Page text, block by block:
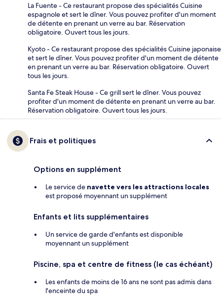
La Fuente - Ce restaurant propose des spécialités Cuisine
espagnole et sert le dîner. Vous pouvez profiter d'un moment
de détente en prenant un verre au bar. Réservation
obligatoire. Ouvert tous les jours.
Kyoto - Ce restaurant propose des spécialités Cuisine japonaise
et sert le dîner. Vous pouvez profiter d'un moment de détente
en prenant un verre au bar. Réservation obligatoire. Ouvert
tous les jours.
Santa Fe Steak House - Ce grill sert le dîner. Vous pouvez
profiter d'un moment de détente en prenant un verre au bar.
Réservation obligatoire. Ouvert tous les jours.
Frais et politiques
Options en supplément
Le service de navette vers les attractions locales
est proposé moyennant un supplément
Enfants et lits supplémentaires
Un service de garde d'enfants est disponible
moyennant un supplément
Piscine, spa et centre de fitness (le cas échéant)
Les enfants de moins de 16 ans ne sont pas admis dans
l'enceinte du spa